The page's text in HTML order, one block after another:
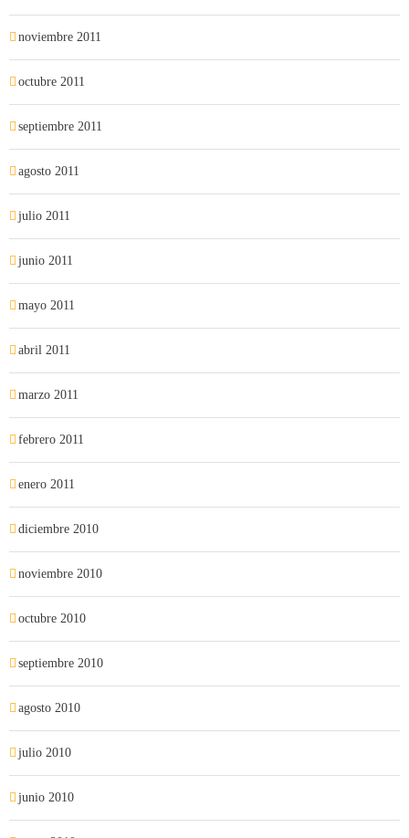
noviembre 2011
octubre 2011
septiembre 2011
agosto 2011
julio 2011
junio 2011
mayo 2011
abril 2011
marzo 2011
febrero 2011
enero 2011
diciembre 2010
noviembre 2010
octubre 2010
septiembre 2010
agosto 2010
julio 2010
junio 2010